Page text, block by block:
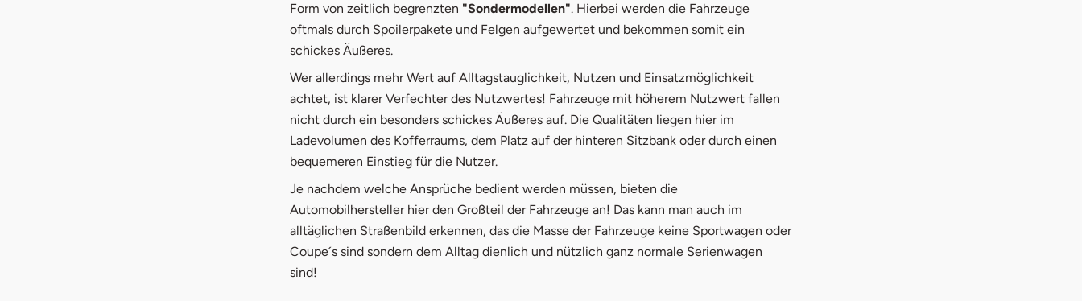
Form von zeitlich begrenzten "Sondermodellen". Hierbei werden die Fahrzeuge
oftmals durch Spoilerpakete und Felgen aufgewertet und bekommen somit ein
schickes Äußeres.
Wer allerdings mehr Wert auf Alltagstauglichkeit, Nutzen und Einsatzmöglichkeit
achtet, ist klarer Verfechter des Nutzwertes! Fahrzeuge mit höherem Nutzwert fallen
nicht durch ein besonders schickes Äußeres auf. Die Qualitäten liegen hier im
Ladevolumen des Kofferraums, dem Platz auf der hinteren Sitzbank oder durch einen
bequemeren Einstieg für die Nutzer.
Je nachdem welche Ansprüche bedient werden müssen, bieten die
Automobilhersteller hier den Großteil der Fahrzeuge an! Das kann man auch im
alltäglichen Straßenbild erkennen, das die Masse der Fahrzeuge keine Sportwagen oder
Coupe´s sind sondern dem Alltag dienlich und nützlich ganz normale Serienwagen
sind!